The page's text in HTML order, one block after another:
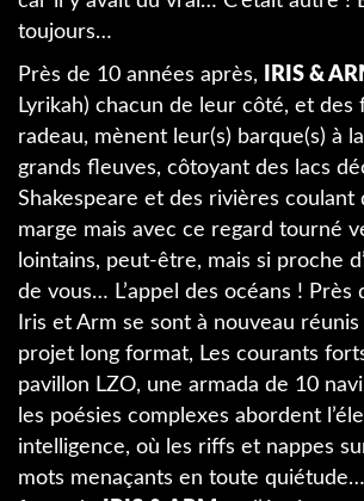
toujours…
Près de 10 années après,
IRIS &
Lyrikah) chacun de leur côté, et des
radeau, mènent leur(s) barque(s) à
grands fleuves, côtoyant des lacs
Shakespeare et des rivières coulant
marge mais avec ce regard tourné
lointains, peut-être, mais si proche
de vous… L’appel des océans ! Près
Iris et Arm se sont à nouveau
projet long format, Les courants
pavillon LZO, une armada de 10
les poésies complexes abordent
intelligence, où les riffs et nappes
mots menaçants en toute